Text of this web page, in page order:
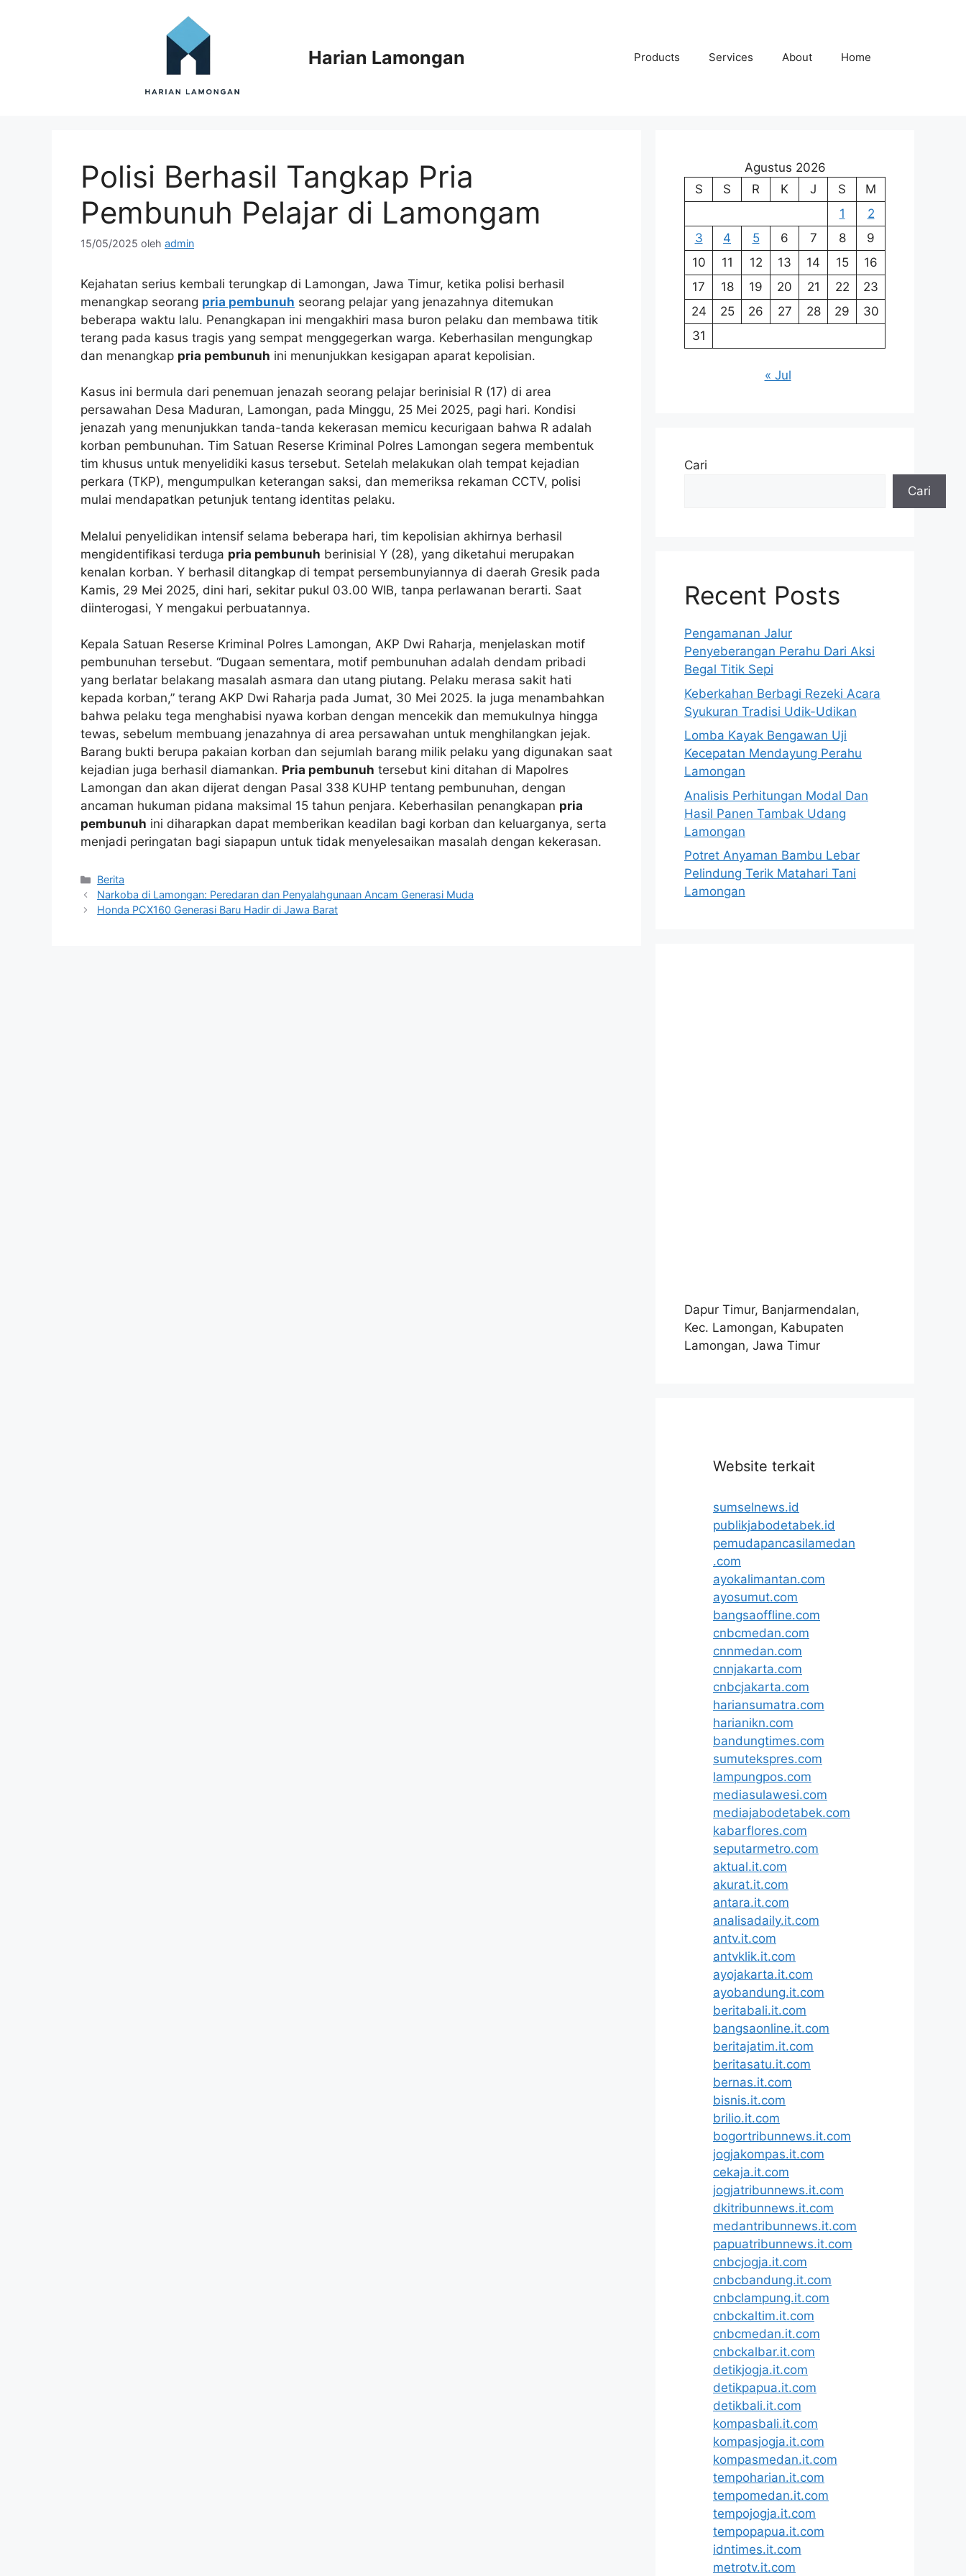
Harian Lamongan Products Services About Home
Polisi Berhasil Tangkap Pria
Pembunuh Pelajar di Lamongam
15/05/2025 oleh admin
Kejahatan serius kembali terungkap di Lamongan, Jawa Timur, ketika polisi berhasil
menangkap seorang pria pembunuh seorang pelajar yang jenazahnya ditemukan
beberapa waktu lalu. Penangkapan ini mengakhiri masa buron pelaku dan membawa titik
terang pada kasus tragis yang sempat menggegerkan warga. Keberhasilan mengungkap
dan menangkap pria pembunuh ini menunjukkan kesigapan aparat kepolisian.
Kasus ini bermula dari penemuan jenazah seorang pelajar berinisial R (17) di area
persawahan Desa Maduran, Lamongan, pada Minggu, 25 Mei 2025, pagi hari. Kondisi
jenazah yang menunjukkan tanda-tanda kekerasan memicu kecurigaan bahwa R adalah
korban pembunuhan. Tim Satuan Reserse Kriminal Polres Lamongan segera membentuk
tim khusus untuk menyelidiki kasus tersebut. Setelah melakukan olah tempat kejadian
perkara (TKP), mengumpulkan keterangan saksi, dan memeriksa rekaman CCTV, polisi
mulai mendapatkan petunjuk tentang identitas pelaku.
Melalui penyelidikan intensif selama beberapa hari, tim kepolisian akhirnya berhasil
mengidentifikasi terduga pria pembunuh berinisial Y (28), yang diketahui merupakan
kenalan korban. Y berhasil ditangkap di tempat persembunyiannya di daerah Gresik pada
Kamis, 29 Mei 2025, dini hari, sekitar pukul 03.00 WIB, tanpa perlawanan berarti. Saat
diinterogasi, Y mengakui perbuatannya.
Kepala Satuan Reserse Kriminal Polres Lamongan, AKP Dwi Raharja, menjelaskan motif
pembunuhan tersebut. “Dugaan sementara, motif pembunuhan adalah dendam pribadi
yang berlatar belakang masalah asmara dan utang piutang. Pelaku merasa sakit hati
kepada korban,” terang AKP Dwi Raharja pada Jumat, 30 Mei 2025. Ia juga menambahkan
bahwa pelaku tega menghabisi nyawa korban dengan mencekik dan memukulnya hingga
tewas, sebelum membuang jenazahnya di area persawahan untuk menghilangkan jejak.
Barang bukti berupa pakaian korban dan sejumlah barang milik pelaku yang digunakan saat
kejadian juga berhasil diamankan. Pria pembunuh tersebut kini ditahan di Mapolres
Lamongan dan akan dijerat dengan Pasal 338 KUHP tentang pembunuhan, dengan
ancaman hukuman pidana maksimal 15 tahun penjara. Keberhasilan penangkapan pria
pembunuh ini diharapkan dapat memberikan keadilan bagi korban dan keluarganya, serta
menjadi peringatan bagi siapapun untuk tidak menyelesaikan masalah dengan kekerasan.
Kategori
Berita
Narkoba di Lamongan: Peredaran dan Penyalahgunaan Ancam Generasi Muda
Honda PCX160 Generasi Baru Hadir di Jawa Barat
Agustus 2026
S
S R K J S
M
1
2
3
4 5 6 7 8
9
10
11 12 13 14 15
16
17
18 19 20 21 22
23
24
25 26 27 28 29
30
31
« Jul
Cari
Cari
Recent Posts
Pengamanan Jalur
Penyeberangan Perahu Dari Aksi
Begal Titik Sepi
Keberkahan Berbagi Rezeki Acara
Syukuran Tradisi Udik-Udikan
Lomba Kayak Bengawan Uji
Kecepatan Mendayung Perahu
Lamongan
Analisis Perhitungan Modal Dan
Hasil Panen Tambak Udang
Lamongan
Potret Anyaman Bambu Lebar
Pelindung Terik Matahari Tani
Lamongan
Dapur Timur, Banjarmendalan,
Kec. Lamongan, Kabupaten
Lamongan, Jawa Timur
Website terkait
sumselnews.id
publikjabodetabek.id
pemudapancasilamedan
.com
ayokalimantan.com
ayosumut.com
bangsaoffline.com
cnbcmedan.com
cnnmedan.com
cnnjakarta.com
cnbcjakarta.com
hariansumatra.com
harianikn.com
bandungtimes.com
sumutekspres.com
lampungpos.com
mediasulawesi.com
mediajabodetabek.com
kabarflores.com
seputarmetro.com
aktual.it.com
akurat.it.com
antara.it.com
analisadaily.it.com
antv.it.com
antvklik.it.com
ayojakarta.it.com
ayobandung.it.com
beritabali.it.com
bangsaonline.it.com
beritajatim.it.com
beritasatu.it.com
bernas.it.com
bisnis.it.com
brilio.it.com
bogortribunnews.it.com
jogjakompas.it.com
cekaja.it.com
jogjatribunnews.it.com
dkitribunnews.it.com
medantribunnews.it.com
papuatribunnews.it.com
cnbcjogja.it.com
cnbcbandung.it.com
cnbclampung.it.com
cnbckaltim.it.com
cnbcmedan.it.com
cnbckalbar.it.com
detikjogja.it.com
detikpapua.it.com
detikbali.it.com
kompasbali.it.com
kompasjogja.it.com
kompasmedan.it.com
tempoharian.it.com
tempomedan.it.com
tempojogja.it.com
tempopapua.it.com
idntimes.it.com
metrotv.it.com